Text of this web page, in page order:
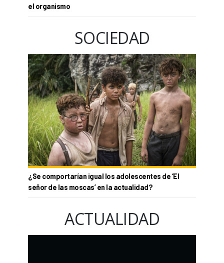
el organismo
SOCIEDAD
¿Se comportarían igual los adolescentes de ‘El
señor de las moscas’ en la actualidad?
ACTUALIDAD